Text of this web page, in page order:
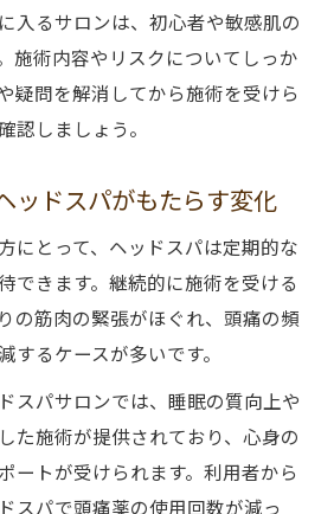
入るサロンは、初心者や敏感肌の
施術内容やリスクについてしっか
疑問を解消してから施術を受けら
認しましょう。
ッドスパがもたらす変化
にとって、ヘッドスパは定期的な
できます。継続的に施術を受ける
の筋肉の緊張がほぐれ、頭痛の頻
するケースが多いです。
スパサロンでは、睡眠の質向上や
た施術が提供されており、心身の
ートが受けられます。利用者から
スパで頭痛薬の使用回数が減っ